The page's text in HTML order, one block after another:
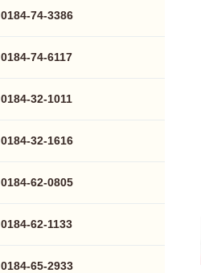
0184-74-3386
0184-74-6117
0184-32-1011
0184-32-1616
0184-62-0805
0184-62-1133
0184-65-2933